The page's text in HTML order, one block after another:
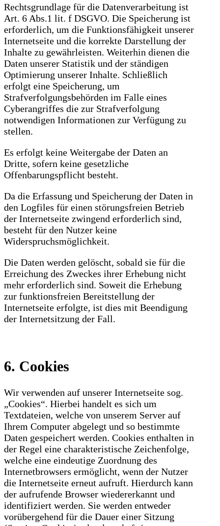
Rechtsgrundlage für die Datenverarbeitung ist
Art. 6 Abs.1 lit. f DSGVO. Die Speicherung ist
erforderlich, um die Funktionsfähigkeit unserer
Internetseite und die korrekte Darstellung der
Inhalte zu gewährleisten. Weiterhin dienen die
Daten unserer Statistik und der ständigen
Optimierung unserer Inhalte. Schließlich
erfolgt eine Speicherung, um
Strafverfolgungsbehörden im Falle eines
Cyberangriffes die zur Strafverfolgung
notwendigen Informationen zur Verfügung zu
stellen.
Es erfolgt keine Weitergabe der Daten an
Dritte, sofern keine gesetzliche
Offenbarungspflicht besteht.
Da die Erfassung und Speicherung der Daten in
den Logfiles für einen störungsfreien Betrieb
der Internetseite zwingend erforderlich sind,
besteht für den Nutzer keine
Widerspruchsmöglichkeit.
Die Daten werden gelöscht, sobald sie für die
Erreichung des Zweckes ihrer Erhebung nicht
mehr erforderlich sind. Soweit die Erhebung
zur funktionsfreien Bereitstellung der
Internetseite erfolgte, ist dies mit Beendigung
der Internetsitzung der Fall.
6. Cookies
Wir verwenden auf unserer Internetseite sog.
„Cookies“. Hierbei handelt es sich um
Textdateien, welche von unserem Server auf
Ihrem Computer abgelegt und so bestimmte
Daten gespeichert werden. Cookies enthalten in
der Regel eine charakteristische Zeichenfolge,
welche eine eindeutige Zuordnung des
Internetbrowsers ermöglicht, wenn der Nutzer
die Internetseite erneut aufruft. Hierdurch kann
der aufrufende Browser wiedererkannt und
identifiziert werden. Sie werden entweder
vorübergehend für die Dauer einer Sitzung